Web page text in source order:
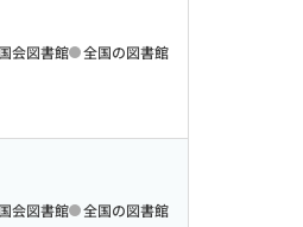
会図書館 全国の図書館
会図書館 全国の図書館